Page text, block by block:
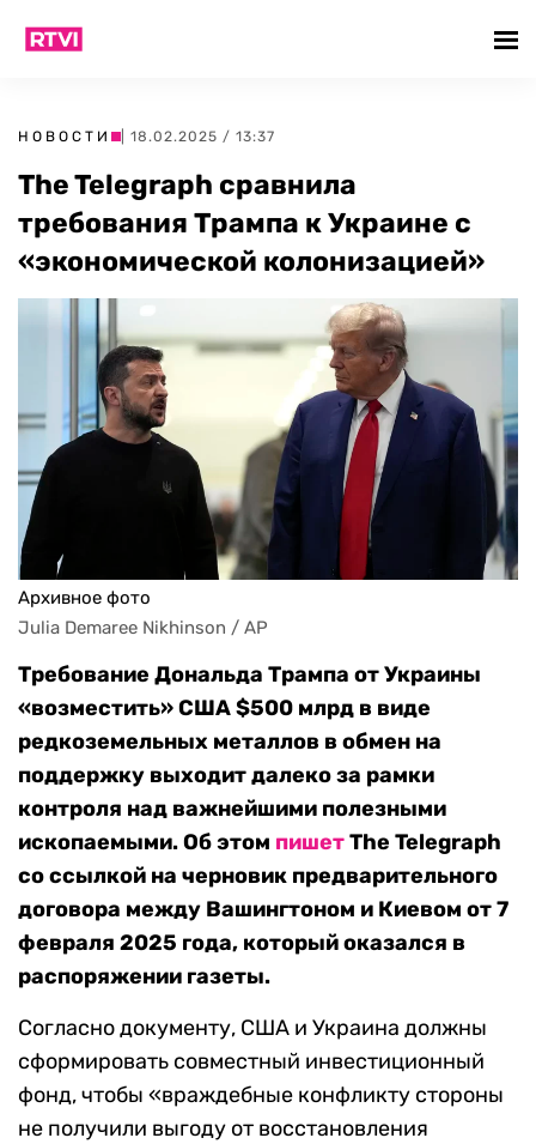
НОВОСТИ | 18.02.2025 / 13:37
The Telegraph сравнила
требования Трампа к Украине с
«экономической колонизацией»
Архивное фото
Julia Demaree Nikhinson / AP
Требование Дональда Трампа от Украины
«возместить» США $500 млрд в виде
редкоземельных металлов в обмен на
поддержку выходит далеко за рамки
контроля над важнейшими полезными
ископаемыми. Об этом пишетThe Telegraph
со ссылкой на черновик предварительного
договора между Вашингтоном и Киевом от 7
февраля 2025 года, который оказался в
распоряжении газеты.
Согласно документу, США и Украина должны
сформировать совместный инвестиционный
фонд, чтобы «враждебные конфликту стороны
не получили выгоду от восстановления